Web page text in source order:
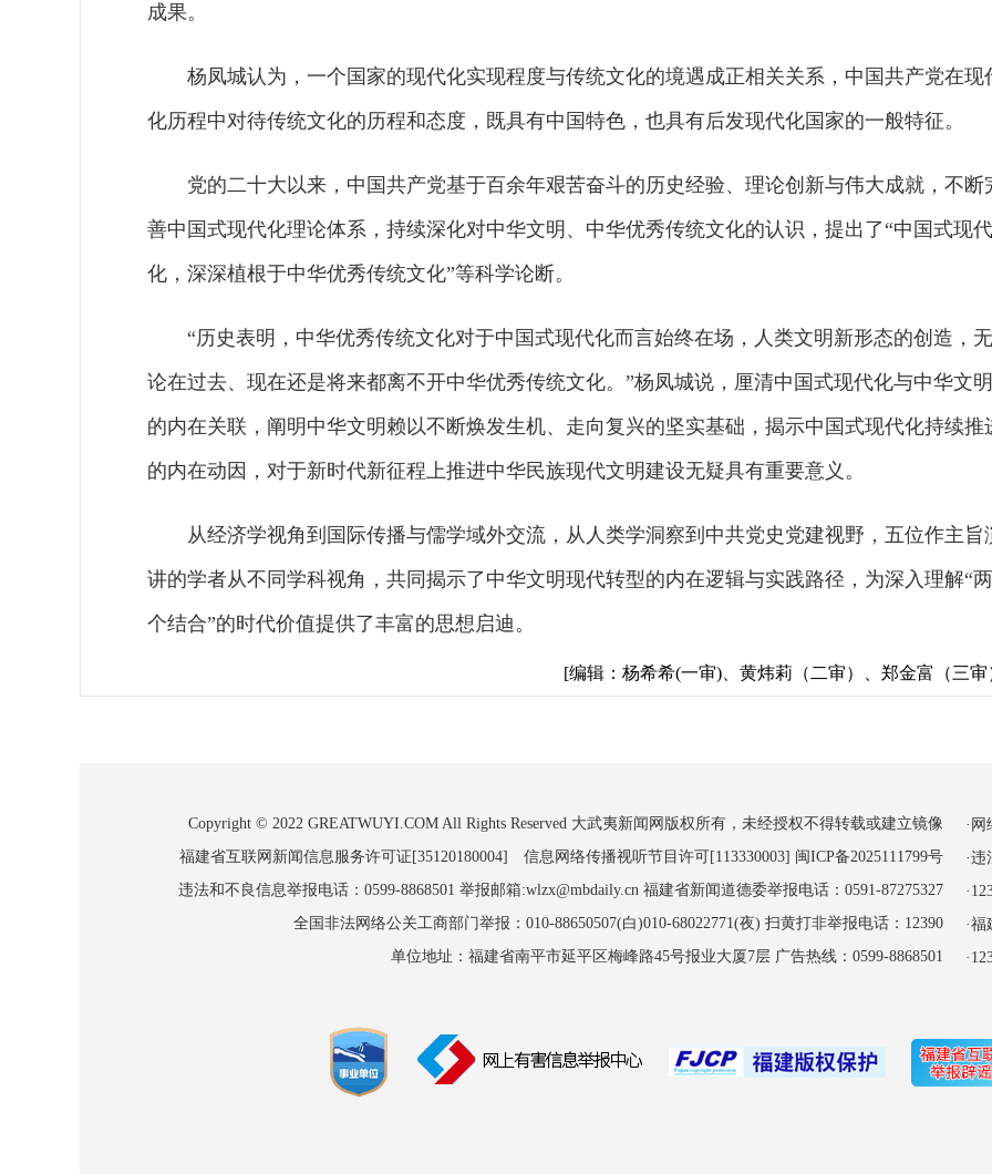
成果。
杨凤城认为，一个国家的现代化实现程度与传统文化的境遇成正相关关系，中国共产党在现
化历程中对待传统文化的历程和态度，既具有中国特色，也具有后发现代化国家的一般特征。
党的二十大以来，中国共产党基于百余年艰苦奋斗的历史经验、理论创新与伟大成就，不断
善中国式现代化理论体系，持续深化对中华文明、中华优秀传统文化的认识，提出了“中国式现代
化，深深植根于中华优秀传统文化”等科学论断。
“历史表明，中华优秀传统文化对于中国式现代化而言始终在场，人类文明新形态的创造，无
论在过去、现在还是将来都离不开中华优秀传统文化。”杨凤城说，厘清中国式现代化与中华文明
的内在关联，阐明中华文明赖以不断焕发生机、走向复兴的坚实基础，揭示中国式现代化持续推
的内在动因，对于新时代新征程上推进中华民族现代文明建设无疑具有重要意义。
从经济学视角到国际传播与儒学域外交流，从人类学洞察到中共党史党建视野，五位作主旨
讲的学者从不同学科视角，共同揭示了中华文明现代转型的内在逻辑与实践路径，为深入理解“两
个结合”的时代价值提供了丰富的思想启迪。
[编辑：杨希希(一审)、黄炜莉（二审）、郑金富（三审
Copyright © 2022 GREATWUYI.COM All Rights Reserved 大武夷新闻网版权所有，未经授权不得转载或建立镜像
福建省互联网新闻信息服务许可证[35120180004] 信息网络传播视听节目许可[113330003] 闽ICP备2025111799号
违法和不良信息举报电话：0599-8868501 举报邮箱:wlzx@mbdaily.cn 福建省新闻道德委举报电话：0591-87275327
全国非法网络公关工商部门举报：010-88650507(白)010-68022771(夜) 扫黄打非举报电话：12390
单位地址：福建省南平市延平区梅峰路45号报业大厦7层 广告热线：0599-8868501
·
·
·